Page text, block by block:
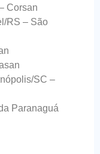
Corsan
RS – São
SC –
Paranaguá